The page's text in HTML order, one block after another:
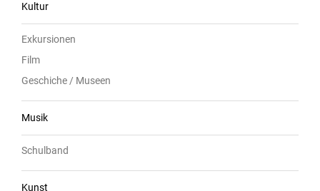
Kultur
Exkursionen
Film
Geschiche / Museen
Musik
Schulband
Kunst